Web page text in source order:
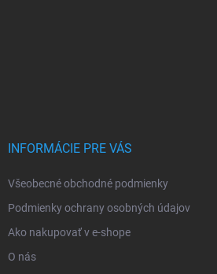
INFORMÁCIE PRE VÁS
Všeobecné obchodné podmienky
Podmienky ochrany osobných údajov
Ako nakupovať v e-shope
O nás